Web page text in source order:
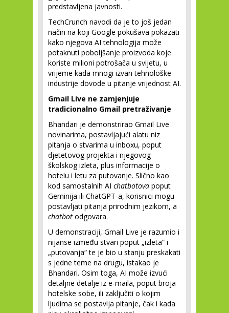
predstavljena javnosti.
TechCrunch navodi da je to još jedan
način na koji Google pokušava pokazati
kako njegova AI tehnologija može
potaknuti poboljšanje proizvoda koje
koriste milioni potrošača u svijetu, u
vrijeme kada mnogi izvan tehnološke
industrije dovode u pitanje vrijednost AI.
Gmail Live ne zamjenjuje
tradicionalno Gmail pretraživanje
Bhandari je demonstrirao Gmail Live
novinarima, postavljajući alatu niz
pitanja o stvarima u inboxu, poput
djetetovog projekta i njegovog
školskog izleta, plus informacije o
hotelu i letu za putovanje. Slično kao
kod samostalnih AI chatbotova poput
Geminija ili ChatGPT-a, korisnici mogu
postavljati pitanja prirodnim jezikom, a
chatbot odgovara.
U demonstraciji, Gmail Live je razumio i
nijanse između stvari poput „izleta“ i
„putovanja“ te je bio u stanju preskakati
s jedne teme na drugu, istakao je
Bhandari. Osim toga, AI može izvući
detaljne detalje iz e-maila, poput broja
hotelske sobe, ili zaključiti o kojim
ljudima se postavlja pitanje, čak i kada